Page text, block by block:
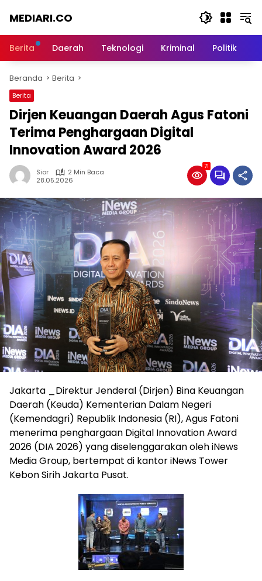
MEDIARI.CO
Berita Daerah Teknologi Kriminal Politik
Beranda Berita
Berita
Dirjen Keuangan Daerah Agus Fatoni
Terima Penghargaan Digital
Innovation Award 2026
Sior
2 Min Baca
28.05.2026
71
Jakarta _Direktur Jenderal (Dirjen) Bina Keuangan
Daerah (Keuda) Kementerian Dalam Negeri
(Kemendagri) Republik Indonesia (RI), Agus Fatoni
menerima penghargaan Digital Innovation Award
2026 (DIA 2026) yang diselenggarakan oleh iNews
Media Group, bertempat di kantor iNews Tower
Kebon Sirih Jakarta Pusat.